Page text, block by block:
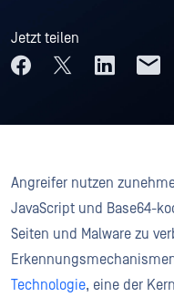
Jetzt teilen
Angreifer nutzen
JavaScript und Base64-
Seiten und Malware zu
Technologie, eine der